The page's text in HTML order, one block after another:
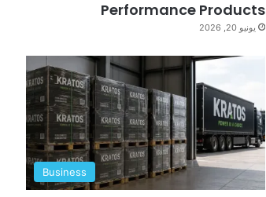
Performance Products
يونيو 20, 2026
Business